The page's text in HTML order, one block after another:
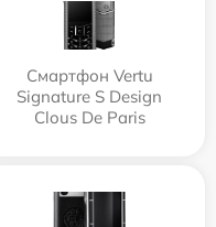
Смартфон Vertu
Signature S Design
Clous De Paris